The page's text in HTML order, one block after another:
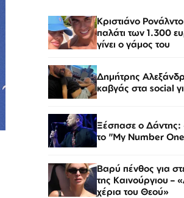
Κριστιάνο
παλάτι των 1.300
γίνει ο γάμος του
Δημήτρης
καβγάς στα social
Ξέσπασε ο
το "My Number
Βαρύ πένθος για
της Καινούργιου –
χέρια του Θεού»